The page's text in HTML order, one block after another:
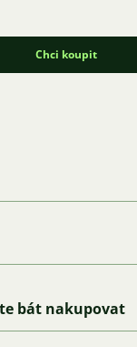
Chci koupit
bát nakupovat